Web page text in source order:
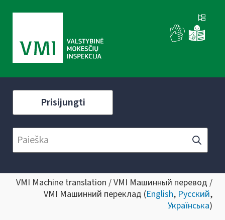
Prisijungti
VMI Machine translation / VMI Машинный перевод /
VMI Машинний переклад (English, Русский,
Українська)